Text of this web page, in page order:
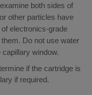
both sides of
other particles have
electronics-grade
Do not use water
window.
if the cartridge is
if required.